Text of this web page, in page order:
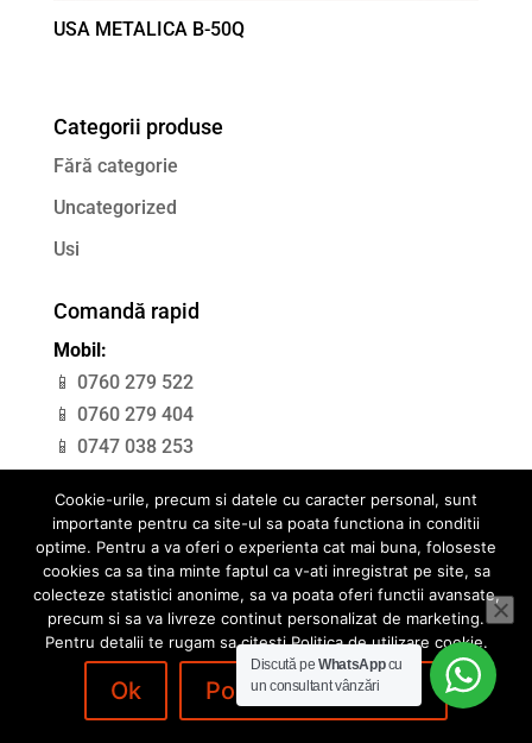
USA METALICA B-50Q
Categorii produse
Fără categorie
Uncategorized
Usi
Comandă rapid
Mobil:
📱 0760 279 522
📱 0760 279 404
📱 0747 038 253
Politica de confidentialitate
Politica de utilizare cookie
ANPC
©Copyright Pavitoor SRL | Design with ❤️ bywebDESIGNoffice
Discută peWhatsAppcu
un consultant vânzări
Cookie-urile, precum si datele cu caracter personal, sunt
importante pentru ca site-ul sa poata functiona in conditii
optime. Pentru a va oferi o experienta cat mai buna, foloseste
cookies ca sa tina minte faptul ca v-ati inregistrat pe site, sa
colecteze statistici anonime, sa va poata oferi functii avansate,
precum si sa va livreze continut personalizat de marketing.
Pentru detalii te rugam sa citesti Politica de utilizare cookie.
Ok Politica de Cookies